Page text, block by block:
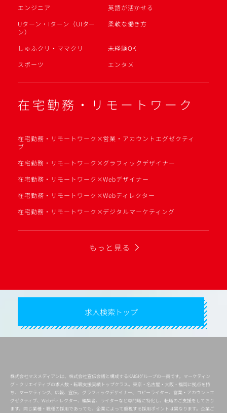
エンジニア
英語が活かせる
Uターン・Iターン（UIター
ン）
柔軟な働き方
しゅふクリ・ママクリ
未経験OK
スポーツ
エンタメ
在宅勤務・リモートワーク
在宅勤務・リモートワーク×営業・アカウントエグゼクティ
ブ
在宅勤務・リモートワーク×グラフィックデザイナー
在宅勤務・リモートワーク×Webデザイナー
在宅勤務・リモートワーク×Webディレクター
在宅勤務・リモートワーク×デジタルマーケティング
もっと見る
求人検索トップ
株式会社マスメディアンは、株式会社宣伝会議と構成するKAIGIグループの一員です。マーケティン
グ・クリエイティブの求人数・転職支援実績トップクラス。東京・名古屋・大阪・福岡に拠点を持
ち、マーケティング、広報、宣伝、グラフィックデザイナー、コピーライター、営業・アカウントエ
グゼクティブ、Webディレクター、編集者、ライターなど専門職に特化し、転職のご支援をしており
ます。同じ業種・職種の採用であっても、企業によって重視する採用ポイントは異なります。企業ご